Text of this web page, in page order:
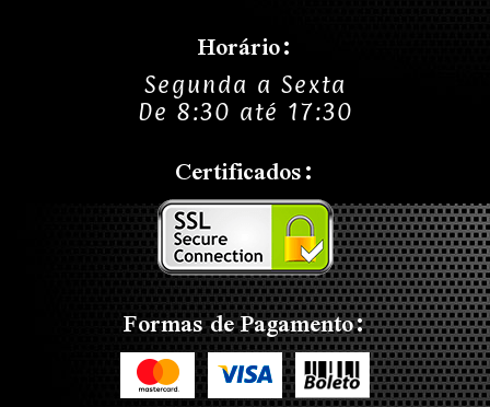
Horário:
Segunda a Sexta
De 8:30 até 17:30
Certificados:
Formas de Pagamento: